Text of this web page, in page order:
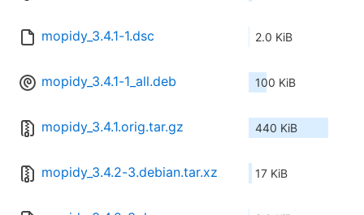
mopidy_3.4.1-1.dsc 2.0 KiB
mopidy_3.4.1-1_all.deb 100 KiB
mopidy_3.4.1.orig.tar.gz 440 KiB
mopidy_3.4.2-3.debian.tar.xz 17 KiB